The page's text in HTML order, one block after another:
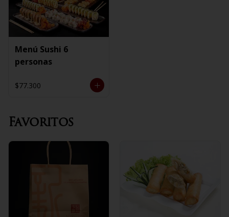
Menú Sushi 6
personas
$77.300
Favoritos